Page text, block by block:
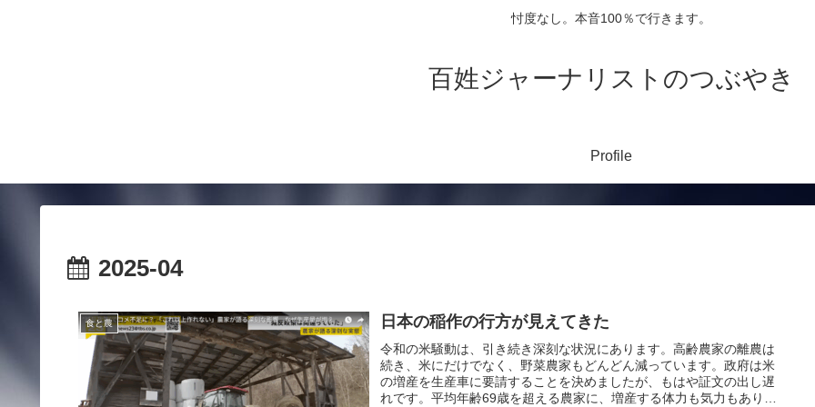
忖度なし。本音100％で行きます。
百姓ジャーナリストのつぶやき
Profile
2025-04
食と農 日本の稲作の行方が見えてきた
令和の米騒動は、引き続き深刻な状況にあります。高齢農家の離農は
続き、米にだけでなく、野菜農家もどんどん減っています。政府は米
の増産を生産車に要請することを決めましたが、もはや証文の出し遅
れです。平均年齢69歳を超える農家に、増産する体力も気力もありま